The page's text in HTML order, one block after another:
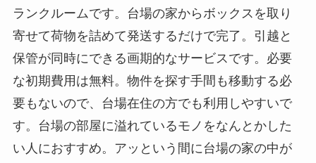
ランクルームです。台場の家からボックスを取り
寄せて荷物を詰めて発送するだけで完了。引越と
保管が同時にできる画期的なサービスです。必要
な初期費用は無料。物件を探す手間も移動する必
要もないので、台場在住の方でも利用しやすいで
す。台場の部屋に溢れているモノをなんとかした
い人におすすめ。アッという間に台場の家の中が